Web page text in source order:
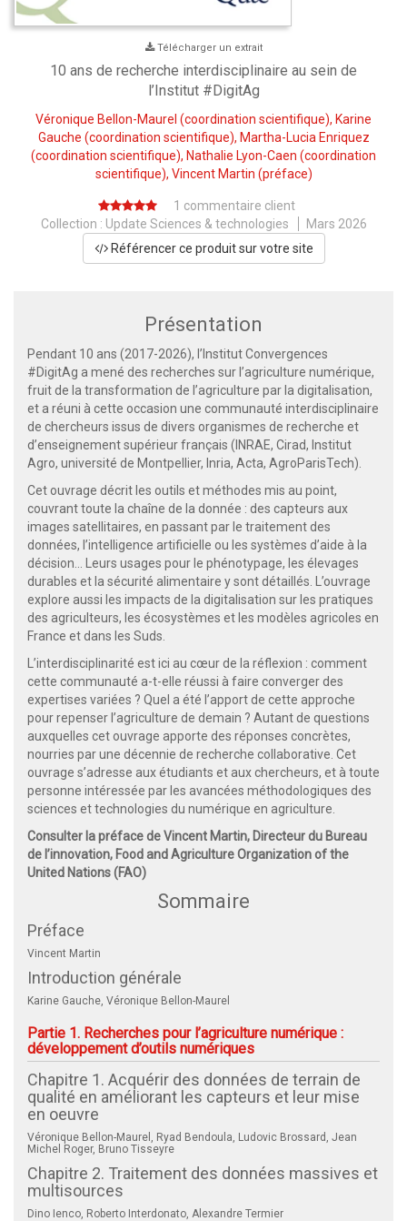
Télécharger un extrait
10 ans de recherche interdisciplinaire au sein de
l’Institut #DigitAg
Véronique Bellon-Maurel (coordination scientifique), Karine
Gauche (coordination scientifique), Martha-Lucia Enriquez
(coordination scientifique), Nathalie Lyon-Caen (coordination
scientifique), Vincent Martin (préface)
1 commentaire client
Collection : Update Sciences & technologies
Mars 2026
Référencer ce produit sur votre site
Présentation
Pendant 10 ans (2017-2026), l’Institut Convergences
#DigitAg a mené des recherches sur l’agriculture numérique,
fruit de la transformation de l’agriculture par la digitalisation,
et a réuni à cette occasion une communauté interdisciplinaire
de chercheurs issus de divers organismes de recherche et
d’enseignement supérieur français (INRAE, Cirad, Institut
Agro, université de Montpellier, Inria, Acta, AgroParisTech).
Cet ouvrage décrit les outils et méthodes mis au point,
couvrant toute la chaîne de la donnée : des capteurs aux
images satellitaires, en passant par le traitement des
données, l’intelligence artificielle ou les systèmes d’aide à la
décision… Leurs usages pour le phénotypage, les élevages
durables et la sécurité alimentaire y sont détaillés. L’ouvrage
explore aussi les impacts de la digitalisation sur les pratiques
des agriculteurs, les écosystèmes et les modèles agricoles en
France et dans les Suds.
L’interdisciplinarité est ici au cœur de la réflexion : comment
cette communauté a-t-elle réussi à faire converger des
expertises variées ? Quel a été l’apport de cette approche
pour repenser l’agriculture de demain ? Autant de questions
auxquelles cet ouvrage apporte des réponses concrètes,
nourries par une décennie de recherche collaborative. Cet
ouvrage s’adresse aux étudiants et aux chercheurs, et à toute
personne intéressée par les avancées méthodologiques des
sciences et technologies du numérique en agriculture.
Consulter la préface de Vincent Martin, Directeur du Bureau
de l’innovation, Food and Agriculture Organization of the
United Nations (FAO)
Sommaire
Préface
Vincent Martin
Introduction générale
Karine Gauche, Véronique Bellon-Maurel
Partie 1. Recherches pour l’agriculture numérique :
développement d’outils numériques
Chapitre 1. Acquérir des données de terrain de
qualité en améliorant les capteurs et leur mise
en oeuvre
Véronique Bellon-Maurel, Ryad Bendoula, Ludovic Brossard, Jean
Michel Roger, Bruno Tisseyre
Chapitre 2. Traitement des données massives et
multisources
Dino Ienco, Roberto Interdonato, Alexandre Termier